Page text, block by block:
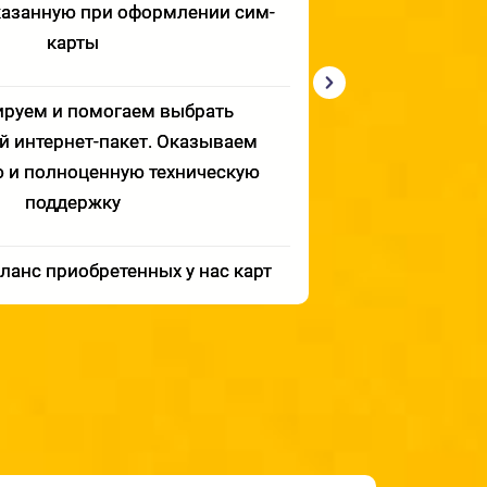
при оформлении сим-
карты
и помогаем выбрать
интернет-пакет. Оказываем
и полноценную техническую
поддержку
приобретенных у нас карт